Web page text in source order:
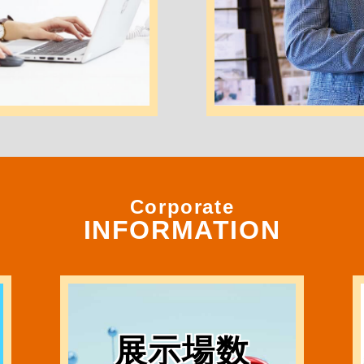
Corporate
INFORMATION
展示場数